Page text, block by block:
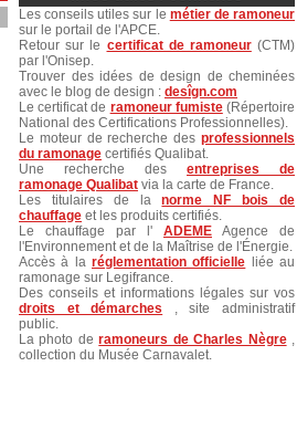
Les conseils utiles sur le métier de ramoneur
sur le portail de l'APCE.
Retour sur le certificat de ramoneur(CTM)
par l'Onisep.
Trouver des idées de design de cheminées
avec le blog de design : desîgn.com
Le certificat de ramoneur fumiste(Répertoire
National des Certifications Professionnelles).
Le moteur de recherche des professionnels
du ramonage certifiés Qualibat.
Une recherche des entreprises de
ramonage Qualibat via la carte de France.
Les titulaires de lanorme NF bois de
chauffage et les produits certifiés.
Le chauffage par l' ADEME Agence de
l'Environnement et de la Maîtrise de l'Énergie.
Accès à la réglementation officielle liée au
ramonage sur Legifrance.
Des conseils et informations légales sur vos
droits et démarches , site administratif
public.
La photo deramoneurs de Charles Nègre,
collection du Musée Carnavalet.